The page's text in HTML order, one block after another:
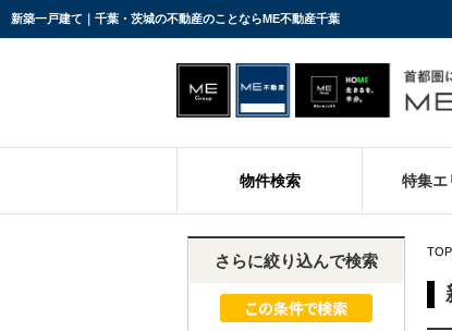
新築一戸建て｜千葉・茨城の不動産のことならME不動産千葉
物件検索 特集エ
さらに絞り込んで検索